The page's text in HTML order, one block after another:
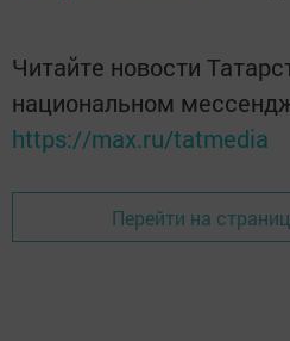
Читайте новости
национальном
https://max.ru/tatmedia
Перейти на